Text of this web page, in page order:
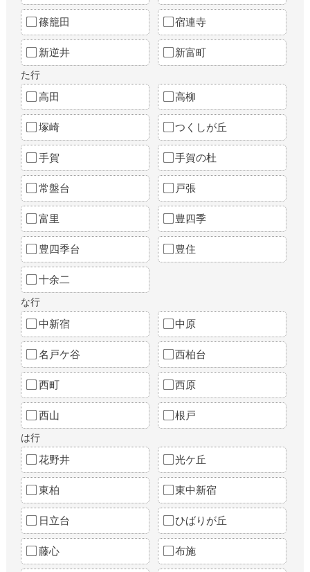
篠籠田 宿連寺
新逆井 新富町
た行
高田 高柳
塚崎 つくしが丘
手賀 手賀の杜
常盤台 戸張
富里 豊四季
豊四季台 豊住
十余二
な行
中新宿 中原
名戸ケ谷 西柏台
西町 西原
西山 根戸
は行
花野井 光ケ丘
東柏 東中新宿
日立台 ひばりが丘
藤心 布施